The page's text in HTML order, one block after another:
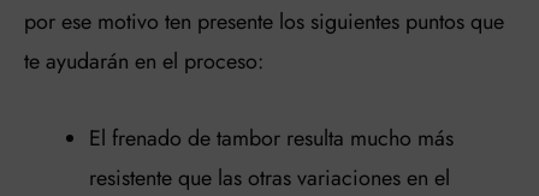
por ese motivo ten presente los siguientes puntos que
te ayudarán en el proceso:
El frenado de tambor resulta mucho más
resistente que las otras variaciones en el